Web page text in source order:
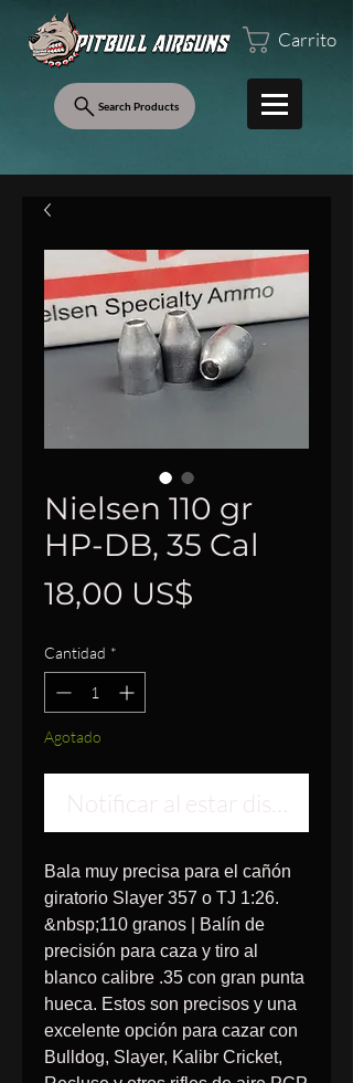
Search Products
Carrito
Nielsen 110 gr
HP-DB, 35 Cal
18,00 US$
Cantidad *
Agotado
Notificar al estar disponible
Bala muy precisa para el cañón
giratorio Slayer 357 o TJ 1:26.
&nbsp;110 granos | Balín de
precisión para caza y tiro al
blanco calibre .35 con gran punta
hueca. Estos son precisos y una
excelente opción para cazar con
Bulldog, Slayer, Kalibr Cricket,